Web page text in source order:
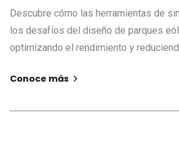
Descubre cómo las herramientas de
los desafíos del diseño de parques
optimizando el rendimiento y
Conoce más